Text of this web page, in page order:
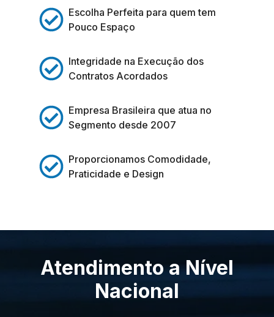
Escolha Perfeita para quem tem
Pouco Espaço
Integridade na Execução dos
Contratos Acordados
Empresa Brasileira que atua no
Segmento desde 2007
Proporcionamos Comodidade,
Praticidade e Design
Atendimento a Nível
Nacional